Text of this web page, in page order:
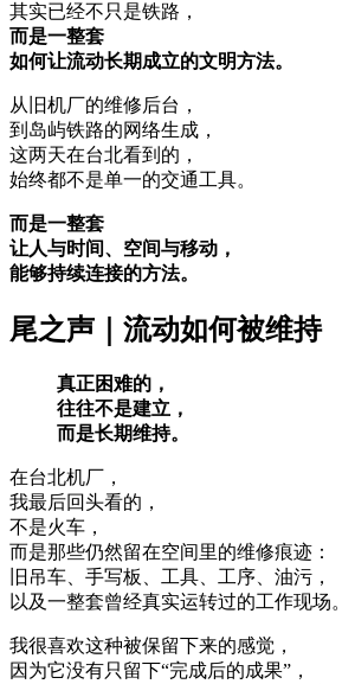
其实已经不只是铁路，
而是一整套
如何让流动长期成立的文明方法。
从旧机厂的维修后台，
到岛屿铁路的网络生成，
这两天在台北看到的，
始终都不是单一的交通工具。
而是一整套
让人与时间、空间与移动，
能够持续连接的方法。
尾之声｜流动如何被维持
真正困难的，
往往不是建立，
而是长期维持。
在台北机厂，
我最后回头看的，
不是火车，
而是那些仍然留在空间里的维修痕迹：
旧吊车、手写板、工具、工序、油污，
以及一整套曾经真实运转过的工作现场。
我很喜欢这种被保留下来的感觉，
因为它没有只留下“完成后的成果”，